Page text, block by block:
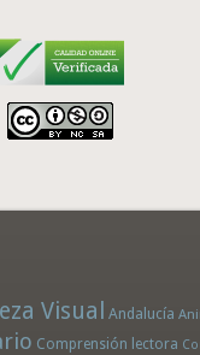
Visual Andalucía
Comprensión lectora